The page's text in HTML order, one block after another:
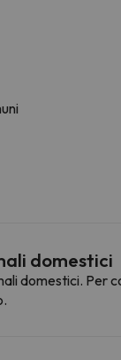
domestici
domestici. Per